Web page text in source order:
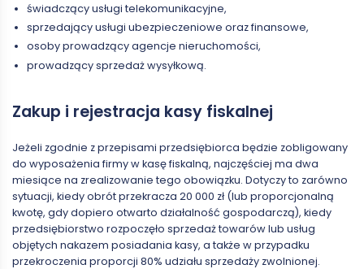
świadczący usługi telekomunikacyjne,
sprzedający usługi ubezpieczeniowe oraz finansowe,
osoby prowadzący agencje nieruchomości,
prowadzący sprzedaż wysyłkową.
Zakup i rejestracja kasy fiskalnej
Jeżeli zgodnie z przepisami przedsiębiorca będzie zobligowany
do wyposażenia firmy w kasę fiskalną, najczęściej ma dwa
miesiące na zrealizowanie tego obowiązku. Dotyczy to zarówno
sytuacji, kiedy obrót przekracza 20 000 zł (lub proporcjonalną
kwotę, gdy dopiero otwarto działalność gospodarczą), kiedy
przedsiębiorstwo rozpoczęło sprzedaż towarów lub usług
objętych nakazem posiadania kasy, a także w przypadku
przekroczenia proporcji 80% udziału sprzedaży zwolnionej.